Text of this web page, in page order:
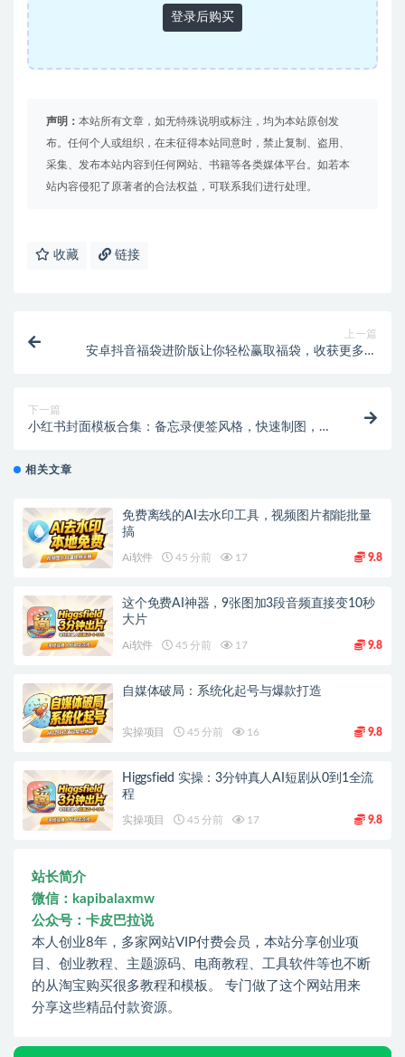
登录后购买
声明： 本站所有文章，如无特殊说明或标注，均为本站原创发
布。任何个人或组织，在未征得本站同意时，禁止复制、盗用、
采集、发布本站内容到任何网站、书籍等各类媒体平台。如若本
站内容侵犯了原著者的合法权益，可联系我们进行处理。
收藏 链接
上一篇
安卓抖音福袋进阶版让你轻松赢取福袋，收获更多惊
下一篇
小红书封面模板合集：备忘录便签风格，快速制图，一
相关文章
免费离线的AI去水印工具，视频图片都能批量
搞
Ai软件 45 分前 17 9.8
这个免费AI神器，9张图加3段音频直接变10秒
大片
Ai软件 45 分前 17 9.8
自媒体破局：系统化起号与爆款打造
实操项目 45 分前 16 9.8
Higgsfield 实操：3分钟真人AI短剧从0到1全流
程
实操项目 45 分前 17 9.8
站长简介
微信：kapibalaxmw
公众号：卡皮巴拉说
本人创业8年，多家网站VIP付费会员，本站分享创业项
目、创业教程、主题源码、电商教程、工具软件等也不断
的从淘宝购买很多教程和模板。 专门做了这个网站用来
分享这些精品付款资源。